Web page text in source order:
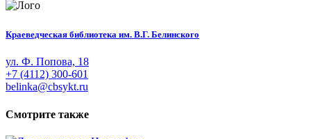
Краеведческая библиотека им. В.Г. Белинского
ул. Ф. Попова, 18
+7 (4112) 300-601
belinka@cbsykt.ru
Смотрите также